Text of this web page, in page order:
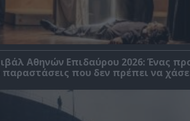
Αθηνών Επιδαύρου 2026: Ένας
παραστάσεις που δεν πρέπει να